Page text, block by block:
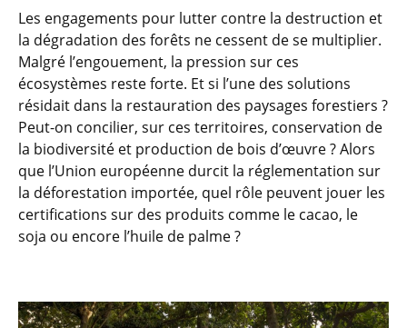
Les engagements pour lutter contre la destruction et
la dégradation des forêts ne cessent de se multiplier.
Malgré l’engouement, la pression sur ces
écosystèmes reste forte. Et si l’une des solutions
résidait dans la restauration des paysages forestiers ?
Peut-on concilier, sur ces territoires, conservation de
la biodiversité et production de bois d’œuvre ? Alors
que l’Union européenne durcit la réglementation sur
la déforestation importée, quel rôle peuvent jouer les
certifications sur des produits comme le cacao, le
soja ou encore l’huile de palme ?